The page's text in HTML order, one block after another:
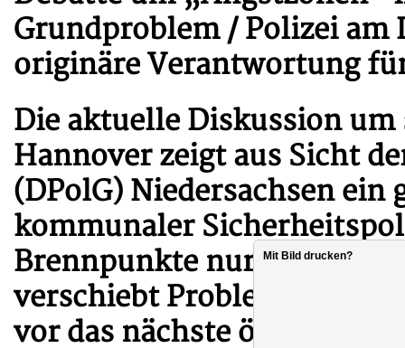
Grundproblem / Polizei
originäre Verantwortung
Die aktuelle Diskussion
Hannover zeigt aus Sicht
(DPolG) Niedersachsen ein
kommunaler
Brennpunkte nur mit
verschiebt Probleme
vor das nächste öffentliche
Mit Bild drucken?